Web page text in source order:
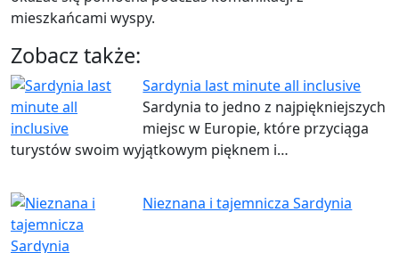
mieszkańcami wyspy.
Zobacz także:
Sardynia last minute all inclusive
Sardynia to jedno z najpiękniejszych
miejsc w Europie, które przyciąga
turystów swoim wyjątkowym pięknem i…
Nieznana i tajemnicza Sardynia